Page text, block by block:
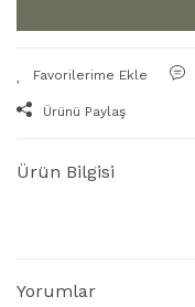
Ürünü Paylaş
Ürün Bilgisi
Yorumlar